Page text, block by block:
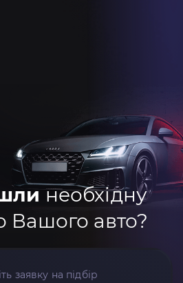
необхідну
Вашого авто?
заявку на підбір